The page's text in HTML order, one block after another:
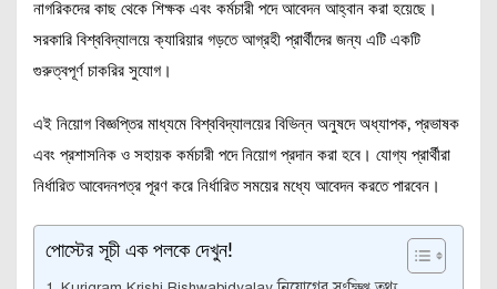
নাগরিকদের কাছ থেকে শিক্ষক এবং কর্মচারী পদে আবেদন আহ্বান করা হয়েছে।
সরকারি বিশ্ববিদ্যালয়ে ক্যারিয়ার গড়তে আগ্রহী প্রার্থীদের জন্য এটি একটি
গুরুত্বপূর্ণ চাকরির সুযোগ।
এই নিয়োগ বিজ্ঞপ্তির মাধ্যমে বিশ্ববিদ্যালয়ের বিভিন্ন অনুষদে অধ্যাপক, প্রভাষক
এবং প্রশাসনিক ও সহায়ক কর্মচারী পদে নিয়োগ প্রদান করা হবে। যোগ্য প্রার্থীরা
নির্ধারিত আবেদনপত্র পূরণ করে নির্ধারিত সময়ের মধ্যে আবেদন করতে পারবেন।
পোস্টের সূচী এক পলকে দেখুন!